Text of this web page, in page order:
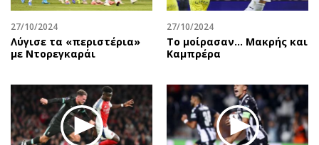
27/10/2024
Λύγισε τα «περιστέρια»
με Ντορεγκαράι
27/10/2024
Το μοίρασαν… Μακρής και
Καμπρέρα